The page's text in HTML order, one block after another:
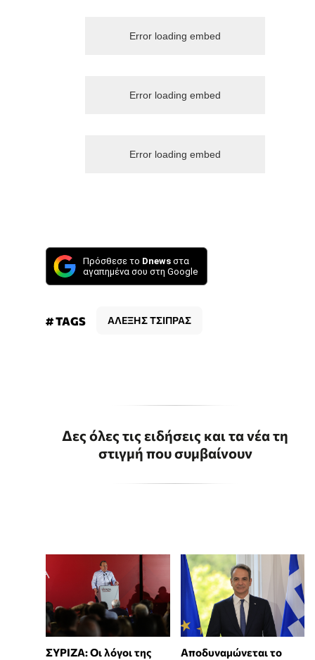
Error loading embed
Error loading embed
Error loading embed
Πρόσθεσε το Dnews στα
αγαπημένα σου στη Google
# TAGS ΑΛΕΞΗΣ ΤΣΙΠΡΑΣ
Δες όλες τις ειδήσεις και τα νέα τη
στιγμή που συμβαίνουν
ΣΥΡΙΖΑ: Οι λόγοι της
Αποδυναμώνεται το